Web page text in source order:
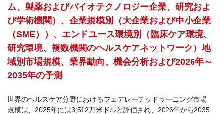
ム、製薬およびバイオテクノロジー企業、研究およ
び学術機関）、企業規模別（大企業および中小企業
（SME））、エンドユース環境別（臨床ケア環境、
研究環境、複数機関のヘルスケアネットワーク）地
域別市場規模、業界動向、機会分析および2026年～
2035年の予測
世界のヘルスケア分野におけるフェデレーテッドラーニング市場
規模は、2025年には3,512万米ドルと評価され、2026年から2035